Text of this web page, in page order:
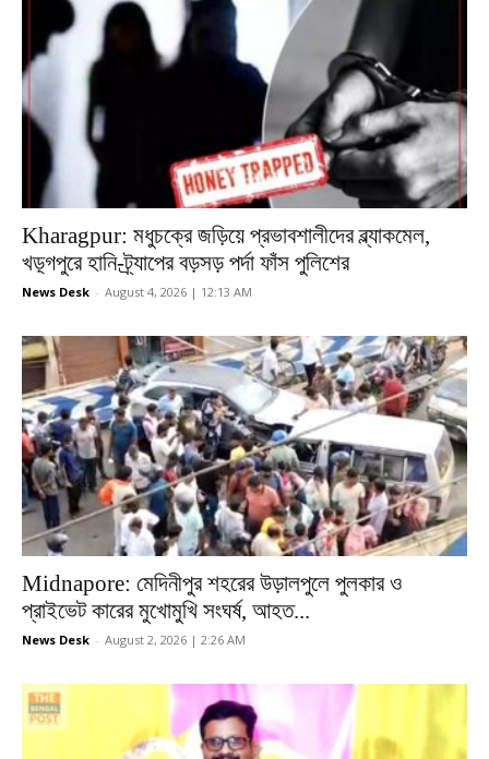
Kharagpur: মধুচক্রে জড়িয়ে প্রভাবশালীদের ব্ল্যাকমেল,
খড়্গপুরে হানি-ট্র্যাপের বড়সড় পর্দা ফাঁস পুলিশের
News Desk - August 4, 2026 | 12:13 AM
Midnapore: মেদিনীপুর শহরের উড়ালপুলে পুলকার ও
প্রাইভেট কারের মুখোমুখি সংঘর্ষ, আহত...
News Desk - August 2, 2026 | 2:26 AM